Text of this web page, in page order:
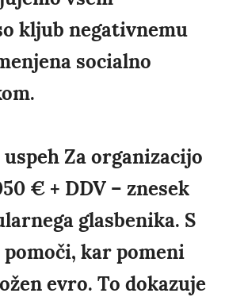
kljub negativnemu
socialno
Za organizacijo
€ + DDV – znesek
glasbenika. S
kar pomeni
evro. To dokazuje